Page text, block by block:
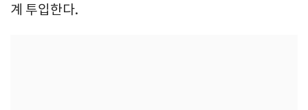
계 투입한다.